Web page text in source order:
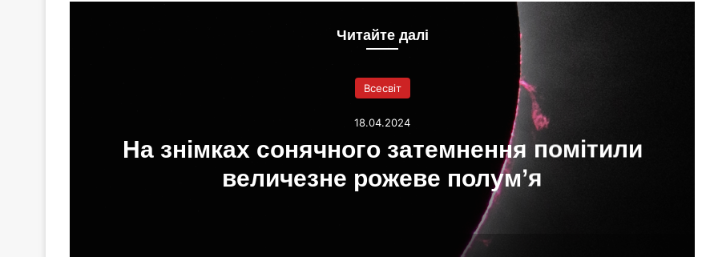
Читайте далі
Всесвіт
18.04.2024
На знімках сонячного затемнення помітили
величезне рожеве полум’я